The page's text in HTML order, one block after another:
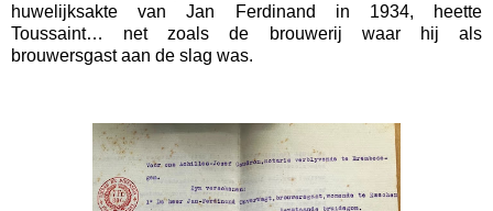
huwelijksakte van Jan Ferdinand in 1934, heette
Toussaint… net zoals de brouwerij waar hij als
brouwersgast aan de slag was.